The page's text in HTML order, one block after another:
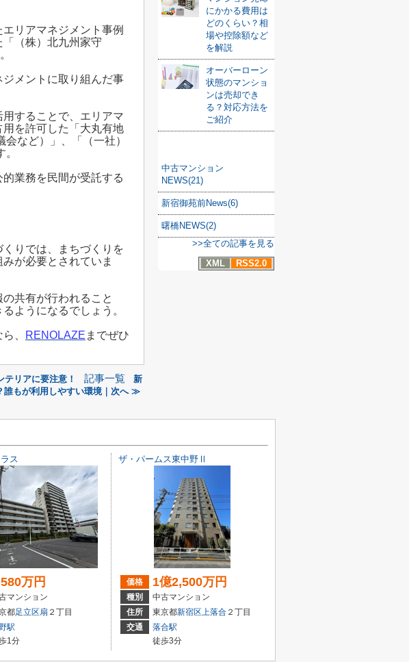
リアマネジメント事例
（株）北九州家守
メントに取り組んだ事
することで、エリアマ
を許可した「大丸有地
など）」、「（一社）
業務を民間が受託する
りでは、まちづくりを
が必要とされていま
共有が行われること
ようになるでしょう。
、 RENOLAZE までぜひ
リアに要注意！ 記事一覧
新
誰もが利用しやすい環境｜次へ ≫
にかかる費用は
どのくらい？相
場や控除額など
を解説
オーバーローン
状態のマンショ
ンは売却でき
る？対応方法を
ご紹介
中古マンション
NEWS(21)
新宿御苑前News(6)
曙橋NEWS(2)
>>全ての記事を見る
XML
RSS2.0
ス
万円
マンション
都足立区扇 ２丁目
駅
1分
ザ・パームス東中野Ⅱ
価格 1億2,500万円
種別
中古マンション
住所
東京都新宿区上落合 ２丁目
交通
落合駅
徒歩3分